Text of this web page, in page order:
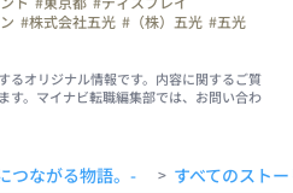
#株式会社五光 #（株）五光 #五光
るオリジナル情報です。内容に関するご質
す。マイナビ転職編集部では、お問い合わ
つながる物語。- > すべてのスト